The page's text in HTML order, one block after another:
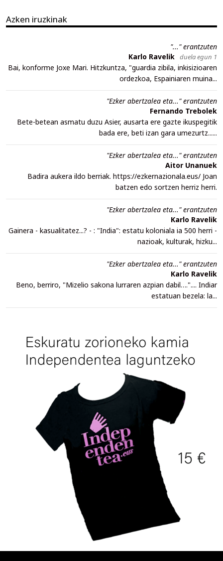
Azken iruzkinak
"..." erantzuten
Karlo Ravelik duela egun 1
Bai, konforme Joxe Mari. Hitzkuntza, "guardia zibila, inkisizioaren
ordezkoa, Espainiaren muina...
"Ezker abertzalea eta..." erantzuten
Fernando Trebolek
Bete-betean asmatu duzu Asier, ausarta ere gazte ikuspegitik
bada ere, beti izan gara umezurtz......
"Ezker abertzalea eta..." erantzuten
Aitor Unanuek
Badira aukera ildo berriak. https://ezkernazionala.eus/ Joan
batzen edo sortzen herriz herri.
"Ezker abertzalea eta..." erantzuten
Karlo Ravelik
Gainera - kasualitatez...? - : "India": estatu koloniala ia 500 herri -
nazioak, kulturak, hizku...
"Ezker abertzalea eta..." erantzuten
Karlo Ravelik
Beno, berriro, "Mizelio sakona lurraren azpian dabil….".... Indiar
estatuan bezela: la...